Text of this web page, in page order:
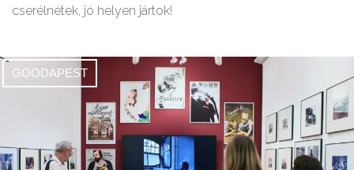
cserélnétek, jó helyen jártok!
GOODAPEST